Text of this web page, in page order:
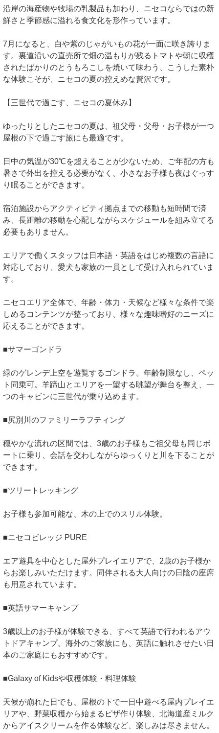
沿岸の海産物や牧場の乳製品も加わり、ニセコならではの新
鮮さと季節感に溢れる食文化を形作っています。
7月になると、白や紫のじゃがいもの花が一面に咲き誇りま
す。裏道沿いの直売所で畑の温もりが残るトマトや朝に収穫
されたばかりのとうもろこしを焼いて味わう、こうした素朴
な体験こそが、ニセコの夏の控えめな贅沢です。
【三世代で過ごす、ニセコの夏休み】
ゆったりとしたニセコの夏は、祖父母・父母・お子様が一つ
屋根の下で過ごす旅にも最適です。
日中の気温が30℃を超えることが少ないため、ご年配の方も
暑さで外出を控える必要がなく、小さなお子様も夜はぐっす
り眠ることができます。
宿泊施設からアクティビティ拠点までの移動も短時間で済
み、長距離の移動を心配しながらスケジュールを組み立てる
必要もありません。
エリアで働くスタッフは日本語・英語をはじめ複数の言語に
対応しており、愛犬も家族の一員として受け入れられていま
す。
ニセコエリア全体で、年齢・体力・天候など様々な条件で楽
しめるコンテンツが整っており、様々な趣味嗜好のニーズに
応えることができます。
■サマーゴンドラ
緑のゲレンデ上空を遊覧するゴンドラ。年齢制限なし、ペッ
ト同乗可。羊蹄山とエリアを一望する眺望が舞台を整え、一
つのキャビンに三世代が乗り込めます。
■尻別川のファミリーラフティング
穏やかな流れの区間では、3歳のお子様もご祖父母も同じボ
ートに乗り、会話を交わしながらゆっくりと川を下ることが
できます。
■ツリートレッキング
お子様も参加可能な、木の上でのスリル体験。
■ニセコビレッジ PURE
エア遊具を中心とした屋外プレイエリアで、2歳のお子様か
らお楽しみいただけます。同伴される大人向けの日陰の座席
も用意されています。
■英語サマーキャンプ
3歳以上のお子様が体験できる、すべて英語で行われるアウ
トドアキャンプ。海外のご家族にも、英語に触れさせたい日
本のご家庭にもおすすめです。
■Galaxy of Kidsや収穫体験・料理体験
天候が崩れた日でも、屋根の下で一日中遊べる屋内プレイエ
リアや、野菜収穫から始まるピザ作り体験、北海道産ミルク
からアイスクリームを作る体験など、楽しみは尽きません。